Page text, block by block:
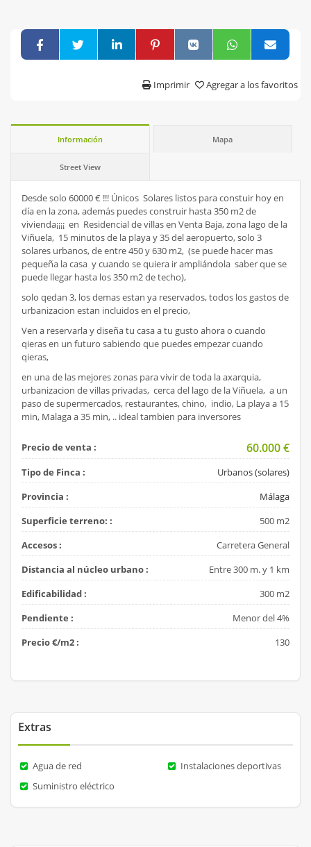
Agregar a los favoritos
Imprimir
Información Mapa
Street View
Desde solo 60000 € !!! Únicos Solares listos para constuir hoy en
día en la zona, además puedes construir hasta 350 m2 de
vivienda¡¡¡¡ en Residencial de villas en Venta Baja, zona lago de la
Viñuela, 15 minutos de la playa y 35 del aeropuerto, solo 3
solares urbanos, de entre 450 y 630 m2, (se puede hacer mas
pequeña la casa y cuando se quiera ir ampliándola saber que se
puede llegar hasta los 350 m2 de techo),
solo qedan 3, los demas estan ya reservados, todos los gastos de
urbanizacion estan incluidos en el precio,
Ven a reservarla y diseña tu casa a tu gusto ahora o cuando
qieras en un futuro sabiendo que puedes empezar cuando
qieras,
en una de las mejores zonas para vivir de toda la axarquia,
urbanizacion de villas privadas, cerca del lago de la Viñuela, a un
paso de supermercados, restaurantes, chino, indio, La playa a 15
min, Malaga a 35 min, .. ideal tambien para inversores
Precio de venta : 60.000€
Tipo de Finca :
Urbanos (solares)
Provincia :
Málaga
Superficie terreno: :
500 m2
Accesos :
Carretera General
Distancia al núcleo urbano :
Entre 300 m. y 1 km
Edificabilidad :
300 m2
Pendiente :
Menor del 4%
Precio €/m2 :
130
Extras
Agua de red
Instalaciones deportivas
Suministro eléctrico